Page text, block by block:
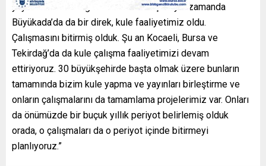
yayınların daha sağlıklı olabilmesi için aynı zamanda
Büyükada’da da bir direk, kule faaliyetimiz oldu.
Çalışmasını bitirmiş olduk. Şu an Kocaeli, Bursa ve
Tekirdağ’da da kule çalışma faaliyetimizi devam
ettiriyoruz. 30 büyükşehirde başta olmak üzere bunların
tamamında bizim kule yapma ve yayınları birleştirme ve
onların çalışmalarını da tamamlama projelerimiz var. Onları
da önümüzde bir buçuk yıllık periyot belirlemiş olduk
orada, o çalışmaları da o periyot içinde bitirmeyi
planlıyoruz.”